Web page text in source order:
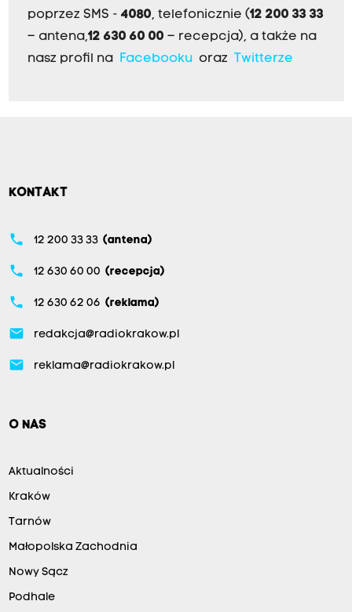
poprzez SMS - 4080, telefonicznie (12 200 33 33
– antena,12 630 60 00 – recepcja), a także na
nasz profil na
Facebookuoraz Twitterze
KONTAKT
phone 12 200 33 33 (antena)
phone 12 630 60 00 (recepcja)
phone 12 630 62 06 (reklama)
email redakcja@radiokrakow.pl
email reklama@radiokrakow.pl
O NAS
Aktualności
Kraków
Tarnów
Małopolska Zachodnia
Nowy Sącz
Podhale